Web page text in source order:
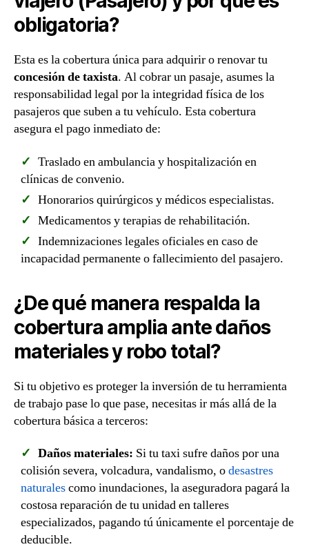
obligatoria?
Esta es la cobertura única para adquirir o renovar tu
concesión de taxista. Al cobrar un pasaje, asumes la
responsabilidad legal por la integridad física de los
pasajeros que suben a tu vehículo. Esta cobertura
asegura el pago inmediato de:
Traslado en ambulancia y hospitalización en
clínicas de convenio.
Honorarios quirúrgicos y médicos especialistas.
Medicamentos y terapias de rehabilitación.
Indemnizaciones legales oficiales en caso de
incapacidad permanente o fallecimiento del pasajero.
¿De qué manera respalda la
cobertura amplia ante daños
materiales y robo total?
Si tu objetivo es proteger la inversión de tu herramienta
de trabajo pase lo que pase, necesitas ir más allá de la
cobertura básica a terceros:
Daños materiales: Si tu taxi sufre daños por una
colisión severa, volcadura, vandalismo, odesastres
naturalescomo inundaciones, la aseguradora pagará la
costosa reparación de tu unidad en talleres
especializados, pagando tú únicamente el porcentaje de
deducible.